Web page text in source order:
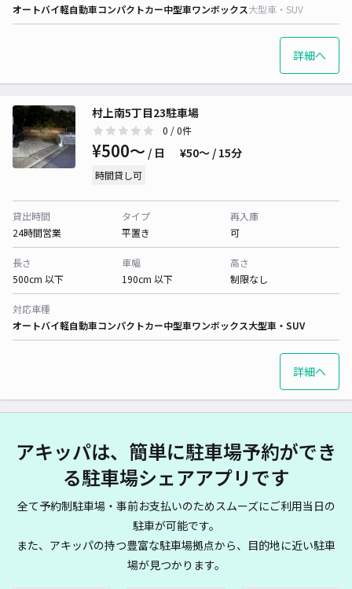
オートバイ軽自動車コンパクトカー中型車ワンボックス大型車・SUV
詳細へ
村上南5丁目23駐車場
0 / 0件
¥500〜 / 日 ¥50〜 / 15分
時間貸し可
貸出時間
24時間営業
タイプ
平置き
再入庫
可
長さ
500cm 以下
車幅
190cm 以下
高さ
制限なし
対応車種
オートバイ軽自動車コンパクトカー中型車ワンボックス大型車・SUV
詳細へ
アキッパは、簡単に駐車場予約ができ
る駐車場シェアアプリです
全て予約制駐車場・事前お支払いのためスムーズにご利用当日の
駐車が可能です。
また、アキッパの持つ豊富な駐車場拠点から、目的地に近い駐車
場が見つかります。